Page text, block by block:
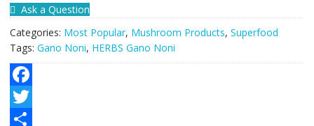
quantity
Ask a Question
Categories: Most Popular, Mushroom Products, Superfood
Tags: Gano Noni, HERBS Gano Noni
F
aT